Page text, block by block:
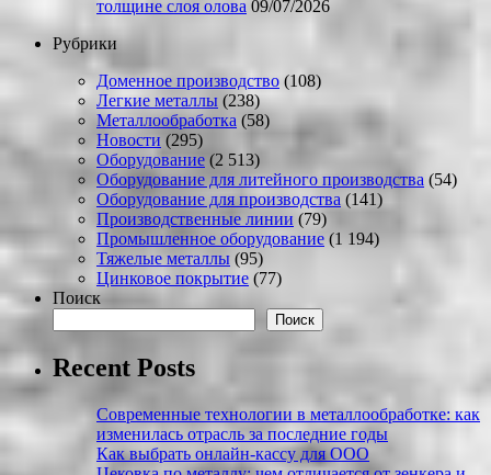
толщине слоя олова 09/07/2026
Рубрики
Доменное производство (108)
Легкие металлы (238)
Металлообработка (58)
Новости (295)
Оборудование (2 513)
Оборудование для литейного производства (54)
Оборудование для производства (141)
Производственные линии (79)
Промышленное оборудование (1 194)
Тяжелые металлы (95)
Цинковое покрытие (77)
Поиск
Поиск
Recent Posts
Современные технологии в металлообработке: как
изменилась отрасль за последние годы
Как выбрать онлайн-кассу для ООО